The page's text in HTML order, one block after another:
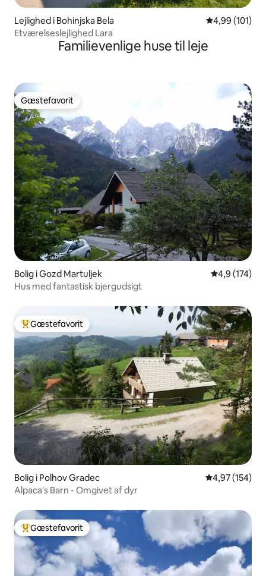
Lejlighed i Bohinjska Bela 4,99 ud af 5 i
4,99 (101)
Etværelseslejlighed Lara
Familievenlige huse til leje
Gæstefavorit
Gæstefavorit
Bolig i Gozd Martuljek 4,9 ud af 5 i
4,9 (174)
Hus med fantastisk bjergudsigt
Bedste gæstefavorit
Gæstefavorit
Bolig i Polhov Gradec 4,97 ud af 5 i
4,97 (154)
Alpaca's Barn - Omgivet af dyr
Bedste gæstefavorit
Gæstefavorit